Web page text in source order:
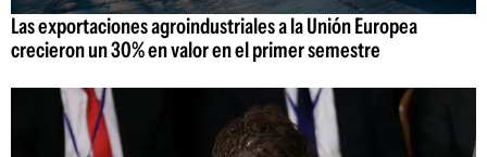
Las exportaciones agroindustriales a la Unión Europea
crecieron un 30% en valor en el primer semestre